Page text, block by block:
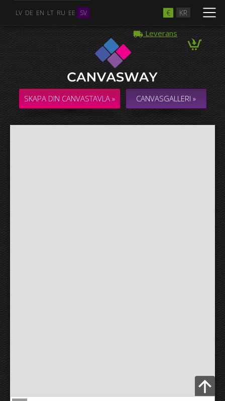
LV DE EN LT RU EE SV € KR
Leverans
SKAPA DIN CANVASTAVLA » CANVASGALLERI »
Flera Foton
COLLAGE / KOMPOSITION med flera foton